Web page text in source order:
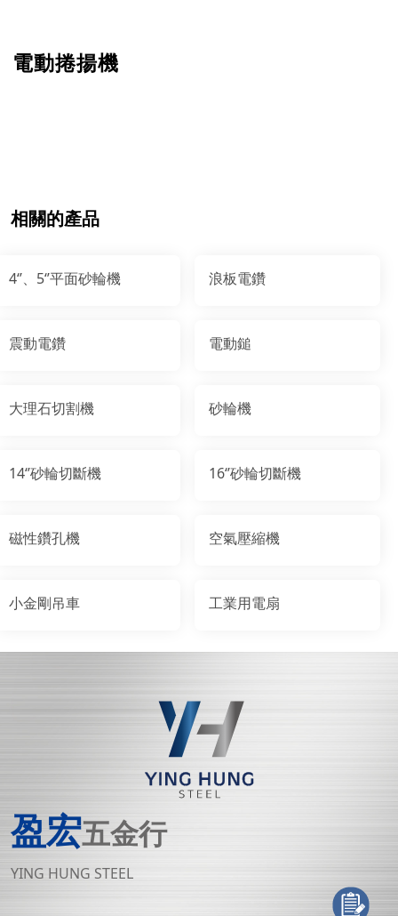
電動捲揚機
相關的產品
4‘’、5‘’平面砂輪機 浪板電鑽
震動電鑽 電動鎚
大理石切割機 砂輪機
14‘’砂輪切斷機 16‘’砂輪切斷機
磁性鑽孔機 空氣壓縮機
小金剛吊車 工業用電扇
盈宏五金行
YING HUNG STEEL